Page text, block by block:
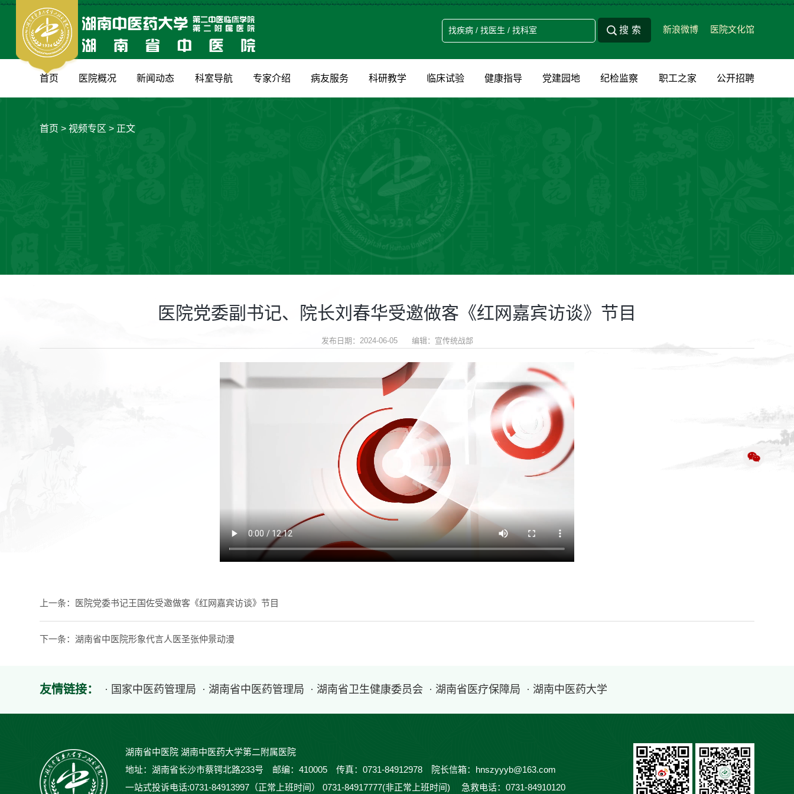
新浪微博 医院文化馆
首页 医院概况 新闻动态 科室导航 专家介绍 病友服务 科研教学 临床试验 健康指导 党建园地 纪检监察 职工之家 公开招聘
首页 >视频专区 > 正文
医院党委副书记、院长刘春华受邀做客《红网嘉宾访谈》节目
发布日期：2024-06-05 编辑：宣传统战部
上一条： 医院党委书记王国佐受邀做客《红网嘉宾访谈》节目
下一条：湖南省中医院形象代言人医圣张仲景动漫
友情链接： · 国家中医药管理局 · 湖南省中医药管理局 · 湖南省卫生健康委员会 · 湖南省医疗保障局 · 湖南中医药大学
湖南省中医院 湖南中医药大学第二附属医院
地址：湖南省长沙市蔡锷北路233号 邮编：410005 传真：0731-84912978 院长信箱：hnszyyyb@163.com
一站式投诉电话:0731-84913997（正常上班时间） 0731-84917777(非正常上班时间) 急救电话：0731-84910120